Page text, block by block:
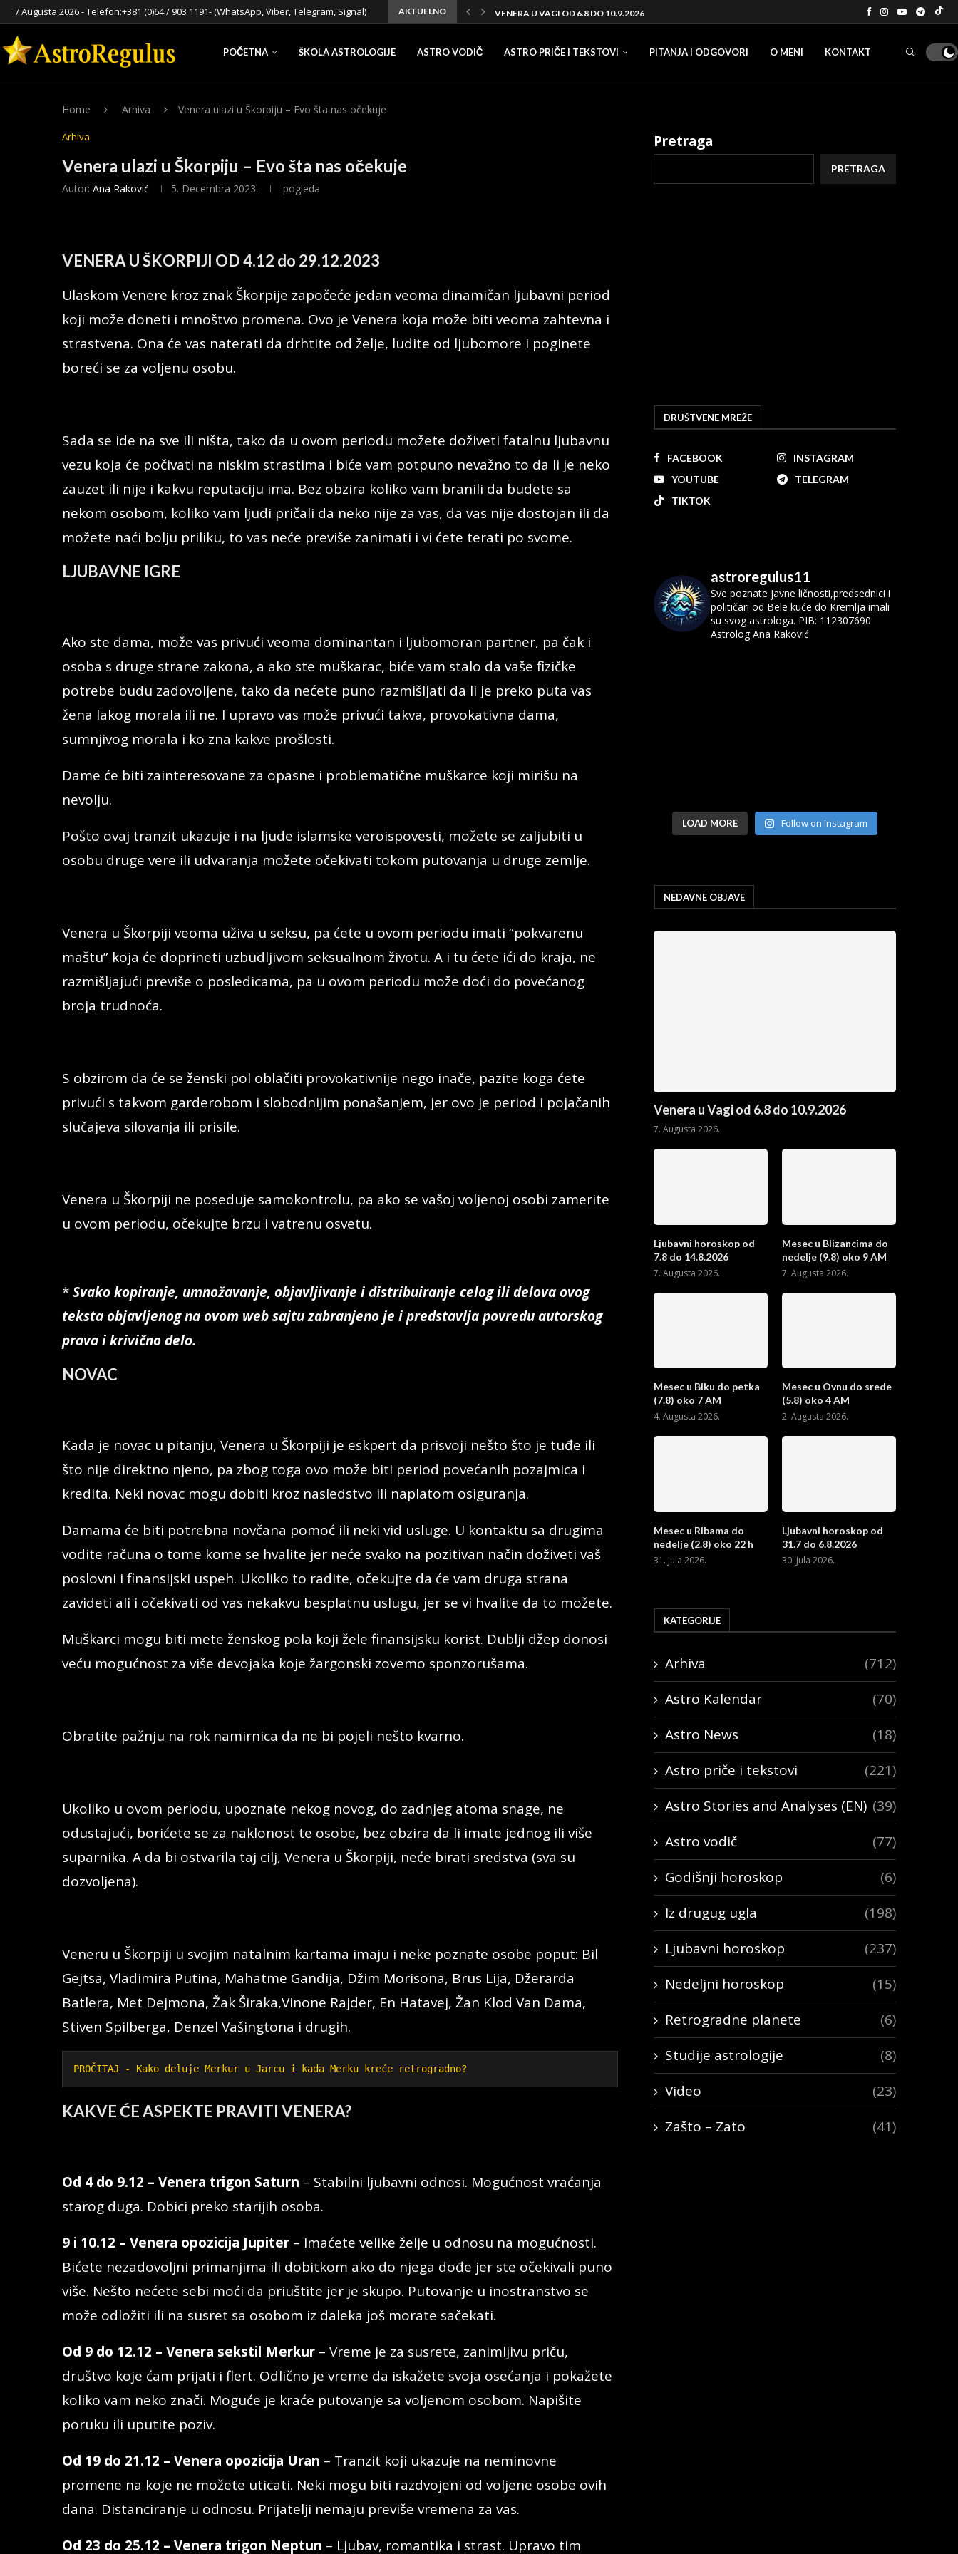
7 Augusta 2026 - Telefon:+381 (0)64 / 903 1191- (WhatsApp, Viber, Telegram, Signal) AKTUELNO VENERA U VAGI OD 6.8 DO 10.9.2026
POČETNA ŠKOLA ASTROLOGIJE ASTRO VODIČ ASTRO PRIČE I TEKSTOVI PITANJA I ODGOVORI O MENI KONTAKT
Home Arhiva Venera ulazi u Škorpiju – Evo šta nas očekuje
Arhiva
Venera ulazi u Škorpiju – Evo šta nas očekuje
Autor: Ana Raković 5. Decembra 2023. pogleda
VENERA U ŠKORPIJI OD 4.12 do 29.12.2023
Ulaskom Venere kroz znak Škorpije započeće jedan veoma dinamičan ljubavni period
koji može doneti i mnoštvo promena. Ovo je Venera koja može biti veoma zahtevna i
strastvena. Ona će vas naterati da drhtite od želje, ludite od ljubomore i poginete
boreći se za voljenu osobu.
Sada se ide na sve ili ništa, tako da u ovom periodu možete doživeti fatalnu ljubavnu
vezu koja će počivati na niskim strastima i biće vam potpuno nevažno to da li je neko
zauzet ili nije i kakvu reputaciju ima. Bez obzira koliko vam branili da budete sa
nekom osobom, koliko vam ljudi pričali da neko nije za vas, da vas nije dostojan ili da
možete naći bolju priliku, to vas neće previše zanimati i vi ćete terati po svome.
LJUBAVNE IGRE
Ako ste dama, može vas privući veoma dominantan i ljubomoran partner, pa čak i
osoba s druge strane zakona, a ako ste muškarac, biće vam stalo da vaše fizičke
potrebe budu zadovoljene, tako da nećete puno razmišljati da li je preko puta vas
žena lakog morala ili ne. I upravo vas može privući takva, provokativna dama,
sumnjivog morala i ko zna kakve prošlosti.
Dame će biti zainteresovane za opasne i problematične muškarce koji mirišu na
nevolju.
Pošto ovaj tranzit ukazuje i na ljude islamske veroispovesti, možete se zaljubiti u
osobu druge vere ili udvaranja možete očekivati tokom putovanja u druge zemlje.
Venera u Škorpiji veoma uživa u seksu, pa ćete u ovom periodu imati “pokvarenu
maštu” koja će doprineti uzbudljivom seksualnom životu. A i tu ćete ići do kraja, ne
razmišljajući previše o posledicama, pa u ovom periodu može doći do povećanog
broja trudnoća.
S obzirom da će se ženski pol oblačiti provokativnije nego inače, pazite koga ćete
privući s takvom garderobom i slobodnijim ponašanjem, jer ovo je period i pojačanih
slučajeva silovanja ili prisile.
Venera u Škorpiji ne poseduje samokontrolu, pa ako se vašoj voljenoj osobi zamerite
u ovom periodu, očekujte brzu i vatrenu osvetu.
*Svako kopiranje, umnožavanje, objavljivanje i distribuiranje celog ili delova ovog
teksta objavljenog na ovom web sajtu zabranjeno je i predstavlja povredu autorskog
prava i krivično delo.
NOVAC
Kada je novac u pitanju, Venera u Škorpiji je eskpert da prisvoji nešto što je tuđe ili
što nije direktno njeno, pa zbog toga ovo može biti period povećanih pozajmica i
kredita. Neki novac mogu dobiti kroz nasledstvo ili naplatom osiguranja.
Damama će biti potrebna novčana pomoć ili neki vid usluge. U kontaktu sa drugima
vodite računa o tome kome se hvalite jer neće svako na pozitivan način doživeti vaš
poslovni i finansijski uspeh. Ukoliko to radite, očekujte da će vam druga strana
zavideti ali i očekivati od vas nekakvu besplatnu uslugu, jer se vi hvalite da to možete.
Muškarci mogu biti mete ženskog pola koji žele finansijsku korist. Dublji džep donosi
veću mogućnost za više devojaka koje žargonski zovemo sponzorušama.
Obratite pažnju na rok namirnica da ne bi pojeli nešto kvarno.
Ukoliko u ovom periodu, upoznate nekog novog, do zadnjeg atoma snage, ne
odustajući, borićete se za naklonost te osobe, bez obzira da li imate jednog ili više
suparnika. A da bi ostvarila taj cilj, Venera u Škorpiji, neće birati sredstva (sva su
dozvoljena).
Veneru u Škorpiji u svojim natalnim kartama imaju i neke poznate osobe poput: Bil
Gejtsa, Vladimira Putina, Mahatme Gandija, Džim Morisona, Brus Lija, Džerarda
Batlera, Met Dejmona, Žak Širaka,Vinone Rajder, En Hatavej, Žan Klod Van Dama,
Stiven Spilberga, Denzel Vašingtona i drugih.
PROČITAJ - Kako deluje Merkur u Jarcu i kada Merku kreće retrogradno?
KAKVE ĆE ASPEKTE PRAVITI VENERA?
Od 4 do 9.12 – Venera trigon Saturn – Stabilni ljubavni odnosi. Mogućnost vraćanja
starog duga. Dobici preko starijih osoba.
9 i 10.12 – Venera opozicija Jupiter – Imaćete velike želje u odnosu na mogućnosti.
Bićete nezadovoljni primanjima ili dobitkom ako do njega dođe jer ste očekivali puno
više. Nešto nećete sebi moći da priuštite jer je skupo. Putovanje u inostranstvo se
može odložiti ili na susret sa osobom iz daleka još morate sačekati.
Od 9 do 12.12 – Venera sekstil Merkur – Vreme je za susrete, zanimljivu priču,
društvo koje ćam prijati i flert. Odlično je vreme da iskažete svoja osećanja i pokažete
koliko vam neko znači. Moguće je kraće putovanje sa voljenom osobom. Napišite
poruku ili uputite poziv.
Od 19 do 21.12 – Venera opozicija Uran – Tranzit koji ukazuje na neminovne
promene na koje ne možete uticati. Neki mogu biti razdvojeni od voljene osobe ovih
dana. Distanciranje u odnosu. Prijatelji nemaju previše vremena za vas.
Od 23 do 25.12 – Venera trigon Neptun – Ljubav, romantika i strast. Upravo tim
Pretraga
PRETRAGA
DRUŠTVENE MREŽE
FACEBOOK
INSTAGRAM
YOUTUBE
TELEGRAM
TIKTOK
astroregulus11
Sve poznate javne ličnosti,predsednici i
političari od Bele kuće do Kremlja imali
su svog astrologa. PIB: 112307690
Astrolog Ana Raković
LOAD MORE Follow on Instagram
NEDAVNE OBJAVE
Venera u Vagi od 6.8 do 10.9.2026
7. Augusta 2026.
Ljubavni horoskop od
7.8 do 14.8.2026
7. Augusta 2026.
Mesec u Blizancima do
nedelje (9.8) oko 9 AM
7. Augusta 2026.
Mesec u Biku do petka
(7.8) oko 7 AM
4. Augusta 2026.
Mesec u Ovnu do srede
(5.8) oko 4 AM
2. Augusta 2026.
Mesec u Ribama do
nedelje (2.8) oko 22 h
31. Jula 2026.
Ljubavni horoskop od
31.7 do 6.8.2026
30. Jula 2026.
KATEGORIJE
Arhiva
(712)
Astro Kalendar
(70)
Astro News
(18)
Astro priče i tekstovi
(221)
Astro Stories and Analyses (EN) (39)
Astro vodič
(77)
Godišnji horoskop
(6)
Iz drugug ugla
(198)
Ljubavni horoskop
(237)
Nedeljni horoskop
(15)
Retrogradne planete
(6)
Studije astrologije
(8)
Video
(23)
Zašto – Zato
(41)